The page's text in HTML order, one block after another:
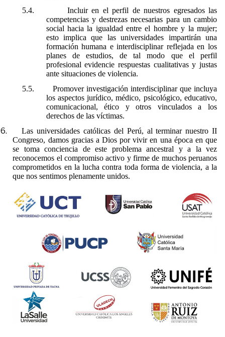
5.4.
Incluir en el perfil de nuestros egresados las
competencias y destrezas necesarias para un cambio
social hacia la igualdad entre el hombre y la mujer;
esto implica que las universidades impartirán una
formación humana e interdisciplinar reflejada en los
planes de estudios, de tal modo que el perfil
profesional evidencie respuestas cualitativas y justas
ante situaciones de violencia.
5.5.
Promover investigación interdisciplinar que incluya
los aspectos jurídico, médico, psicológico, educativo,
comunicacional, ético y otros vinculados a los
derechos de las víctimas.
6.
Las universidades católicas del Perú, al terminar nuestro II
Congreso, damos gracias a Dios por vivir en una época en que
se toma conciencia de este problema ancestral y a la vez
reconocemos el compromiso activo y firme de muchos peruanos
comprometidos en la lucha contra toda forma de violencia, a la
que nos sentimos plenamente unidos.